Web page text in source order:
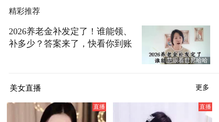
精彩推荐
2026养老金补发定了！谁能领、
补多少？答案来了，快看你到账
慧眼看世界哈哈
美女直播 更多